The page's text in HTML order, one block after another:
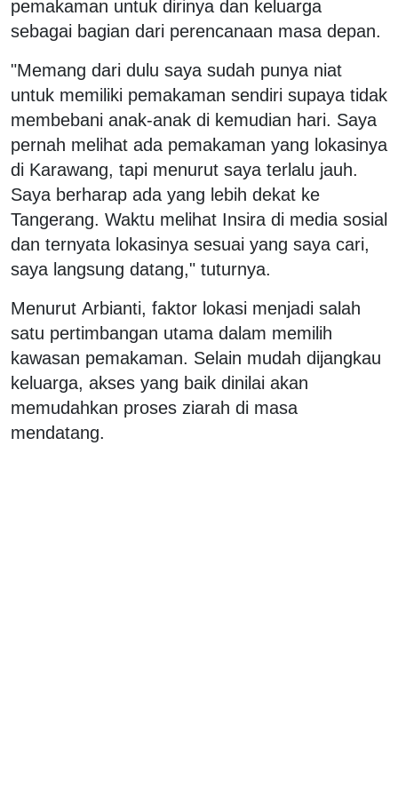
pemakaman untuk dirinya dan keluarga
sebagai bagian dari perencanaan masa depan.
"Memang dari dulu saya sudah punya niat
untuk memiliki pemakaman sendiri supaya tidak
membebani anak-anak di kemudian hari. Saya
pernah melihat ada pemakaman yang lokasinya
di Karawang, tapi menurut saya terlalu jauh.
Saya berharap ada yang lebih dekat ke
Tangerang. Waktu melihat Insira di media sosial
dan ternyata lokasinya sesuai yang saya cari,
saya langsung datang," tuturnya.
Menurut Arbianti, faktor lokasi menjadi salah
satu pertimbangan utama dalam memilih
kawasan pemakaman. Selain mudah dijangkau
keluarga, akses yang baik dinilai akan
memudahkan proses ziarah di masa
mendatang.